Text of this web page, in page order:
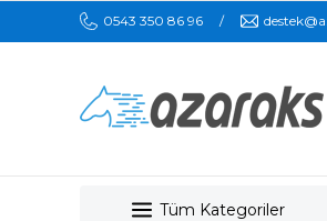
0543 350 86 96
Tüm Kategoriler